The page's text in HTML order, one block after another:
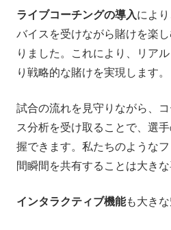
ライブコーチングの導入によ
バイスを受けながら賭けを楽
りました。これにより、リア
り戦略的な賭けを実現します。
試合の流れを見守りながら、
ス分析を受け取ることで、選
握できます。私たちのような
間瞬間を共有することは大きな
インタラクティブ機能も大きな